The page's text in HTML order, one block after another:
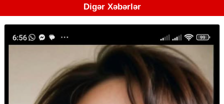
Digər Xəbərlər